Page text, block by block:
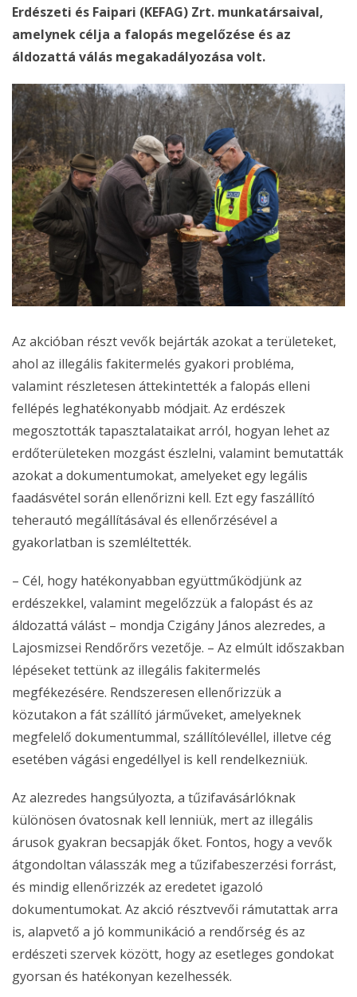
Erdészeti és Faipari (KEFAG) Zrt. munkatársaival,
amelynek célja a falopás megelőzése és az
áldozattá válás megakadályozása volt.
Az akcióban részt vevők bejárták azokat a területeket,
ahol az illegális fakitermelés gyakori probléma,
valamint részletesen áttekintették a falopás elleni
fellépés leghatékonyabb módjait. Az erdészek
megosztották tapasztalataikat arról, hogyan lehet az
erdőterületeken mozgást észlelni, valamint bemutatták
azokat a dokumentumokat, amelyeket egy legális
faadásvétel során ellenőrizni kell. Ezt egy faszállító
teherautó megállításával és ellenőrzésével a
gyakorlatban is szemléltették.
– Cél, hogy hatékonyabban együttműködjünk az
erdészekkel, valamint megelőzzük a falopást és az
áldozattá válást – mondja Czigány János alezredes, a
Lajosmizsei Rendőrőrs vezetője. – Az elmúlt időszakban
lépéseket tettünk az illegális fakitermelés
megfékezésére. Rendszeresen ellenőrizzük a
közutakon a fát szállító járműveket, amelyeknek
megfelelő dokumentummal, szállítólevéllel, illetve cég
esetében vágási engedéllyel is kell rendelkezniük.
Az alezredes hangsúlyozta, a tűzifavásárlóknak
különösen óvatosnak kell lenniük, mert az illegális
árusok gyakran becsapják őket. Fontos, hogy a vevők
átgondoltan válasszák meg a tűzifabeszerzési forrást,
és mindig ellenőrizzék az eredetet igazoló
dokumentumokat. Az akció résztvevői rámutattak arra
is, alapvető a jó kommunikáció a rendőrség és az
erdészeti szervek között, hogy az esetleges gondokat
gyorsan és hatékonyan kezelhessék.